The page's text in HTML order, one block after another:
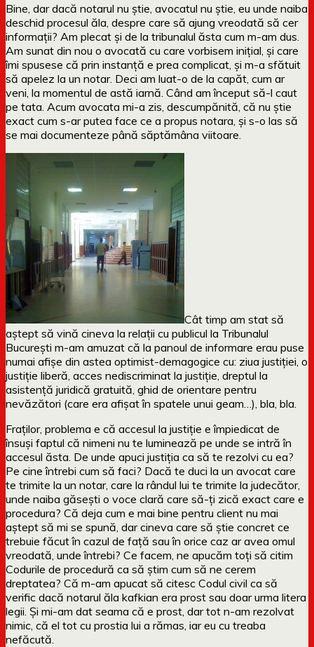
Bine, dar dacă notarul nu știe, avocatul nu știe, eu unde naiba
deschid procesul ăla, despre care să ajung vreodată să cer
informații? Am plecat și de la tribunalul ăsta cum m-am dus.
Am sunat din nou o avocată cu care vorbisem inițial, și care
îmi spusese că prin instanță e prea complicat, și m-a sfătuit
să apelez la un notar. Deci am luat-o de la capăt, cum ar
veni, la momentul de astă iarnă. Când am început să-l caut
pe tata. Acum avocata mi-a zis, descumpănită, că nu știe
exact cum s-ar putea face ce a propus notara, și s-o las să
se mai documenteze până săptămâna viitoare.
Cât timp am stat să
aștept să vină cineva la relații cu publicul la Tribunalul
București m-am amuzat că la panoul de informare erau puse
numai afișe din astea optimist-demagogice cu: ziua justiției, o
justiție liberă, acces nediscriminat la justiție, dreptul la
asistență juridică gratuită, ghid de orientare pentru
nevăzători (care era afișat în spatele unui geam…), bla, bla.
Fraților, problema e că accesul la justiție e împiedicat de
însuși faptul că nimeni nu te luminează pe unde se intră în
accesul ăsta. De unde apuci justiția ca să te rezolvi cu ea?
Pe cine întrebi cum să faci? Dacă te duci la un avocat care
te trimite la un notar, care la rândul lui te trimite la judecător,
unde naiba găsești o voce clară care să-ți zică exact care e
procedura? Că deja cum e mai bine pentru client nu mai
aștept să mi se spună, dar cineva care să știe concret ce
trebuie făcut în cazul de față sau în orice caz ar avea omul
vreodată, unde întrebi? Ce facem, ne apucăm toți să citim
Codurile de procedură ca să știm cum să ne cerem
dreptatea? Că m-am apucat să citesc Codul civil ca să
verific dacă notarul ăla kafkian era prost sau doar urma litera
legii. Și mi-am dat seama că e prost, dar tot n-am rezolvat
nimic, că el tot cu prostia lui a rămas, iar eu cu treaba
nefăcută.